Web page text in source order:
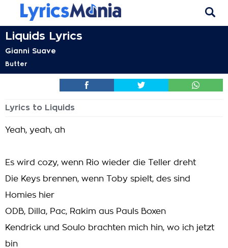
Liquids Lyrics
Gianni Suave
Butter
Lyrics to Liquids
Yeah, yeah, ah
Es wird cozy, wenn Rio wieder die Teller dreht
Die Keys brennen, wenn Toby spielt, des sind
Homies hier
ODB, Dilla, Pac, Rakim aus Pauls Boxen
Kendrick und Soulo brachten mich hin, wo ich jetzt
bin